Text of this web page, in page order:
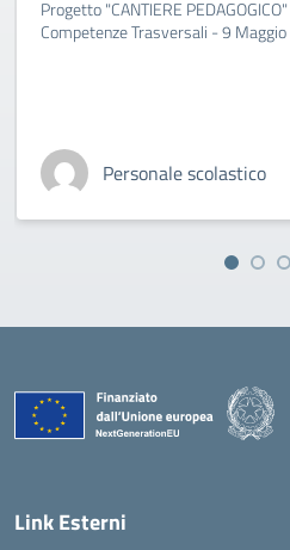
Progetto "CANTIERE
Competenze Trasversali - 9
Personale scolastico
Link Esterni